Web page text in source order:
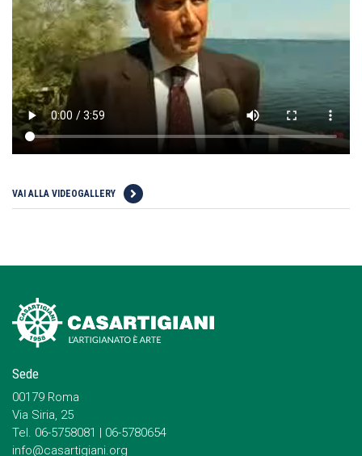
VAI ALLA VIDEOGALLERY
Sede
00179 Roma
Via Siria, 25
Tel. 06-5758081 | 06-5780654
info@casartigiani.org